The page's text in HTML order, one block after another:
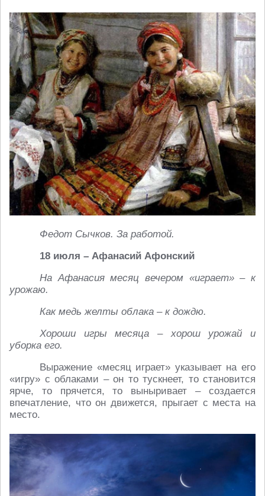
Федот Сычков. За работой.
18 июля – Афанасий Афонский
На Афанасия месяц вечером «играет» – к
урожаю.
Как медь желты облака – к дождю.
Хороши игры месяца – хорош урожай и
уборка его.
Выражение «месяц играет» указывает на его
«игру» с облаками – он то тускнеет, то становится
ярче, то прячется, то выныривает – создается
впечатление, что он движется, прыгает с места на
место.